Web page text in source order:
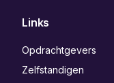
Links
Opdrachtgevers
Zelfstandigen